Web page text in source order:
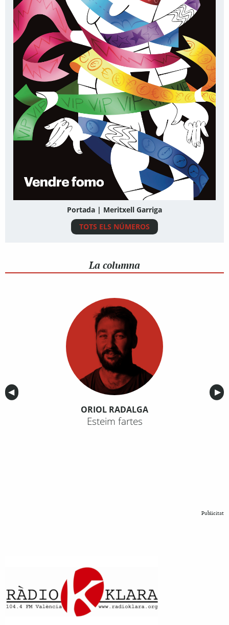
Portada | Meritxell Garriga
TOTS ELS NÚMEROS
La columna
Anterior
◀︎ ▶︎
ORIOL RADALGA
Esteim fartes
Publicitat